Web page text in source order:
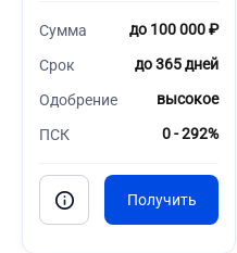
Сумма до 100 000 ₽
Срок до 365 дней
Одобрение высокое
ПСК 0 - 292%